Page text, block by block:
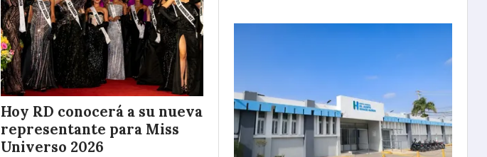
Hoy RD conocerá a su nueva
representante para Miss
Universo 2026